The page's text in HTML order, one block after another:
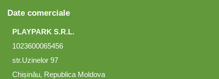
Date comerciale
PLAYPARK S.R.L.
1023600065456
str.Uzinelor 97
Chișinău, Republica Moldova